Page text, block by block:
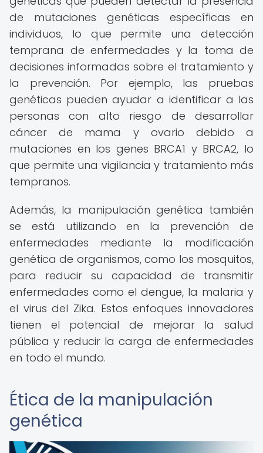
de mutaciones genéticas específicas en
individuos, lo que permite una detección
temprana de enfermedades y la toma de
decisiones informadas sobre el tratamiento y
la prevención. Por ejemplo, las pruebas
genéticas pueden ayudar a identificar a las
personas con alto riesgo de desarrollar
cáncer de mama y ovario debido a
mutaciones en los genes BRCA1 y BRCA2, lo
que permite una vigilancia y tratamiento más
tempranos.
Además, la manipulación genética también
se está utilizando en la prevención de
enfermedades mediante la modificación
genética de organismos, como los mosquitos,
para reducir su capacidad de transmitir
enfermedades como el dengue, la malaria y
el virus del Zika. Estos enfoques innovadores
tienen el potencial de mejorar la salud
pública y reducir la carga de enfermedades
en todo el mundo.
Ética de la manipulación
genética